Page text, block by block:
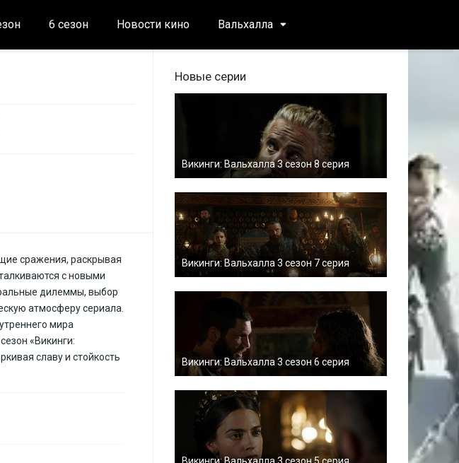
6 сезон Новости кино Вальхалла
сражения, раскрывая
с новыми
дилеммы, выбор
атмосферу сериала.
мира
«Викинги:
славу и стойкость
Новые серии
Викинги: Вальхалла 3 сезон 8 серия
Викинги: Вальхалла 3 сезон 7 серия
Викинги: Вальхалла 3 сезон 6 серия